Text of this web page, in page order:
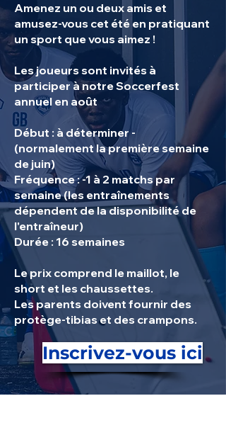
Amenez un ou deux amis et
amusez-vous cet été en pratiquant
un sport que vous aimez !
Les joueurs sont invités à
participer à notre Soccerfest
annuel en août
Début : à déterminer -
(normalement la première semaine
de juin)
Fréquence : -1 à 2 matchs par
semaine (les entraînements
dépendent de la disponibilité de
l'entraîneur)
Durée : 16 semaines
Le prix comprend le maillot, le
short et les chaussettes.
Les parents doivent fournir des
protège-tibias et des crampons.
Inscrivez-vous ici